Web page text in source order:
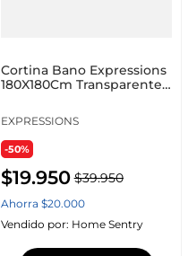
Cortina Bano Expressions
180X180Cm Transparente
EXPRESSIONS
-50%
$19.950 $39.950
Ahorra $20.000
Vendido por: Home Sentry